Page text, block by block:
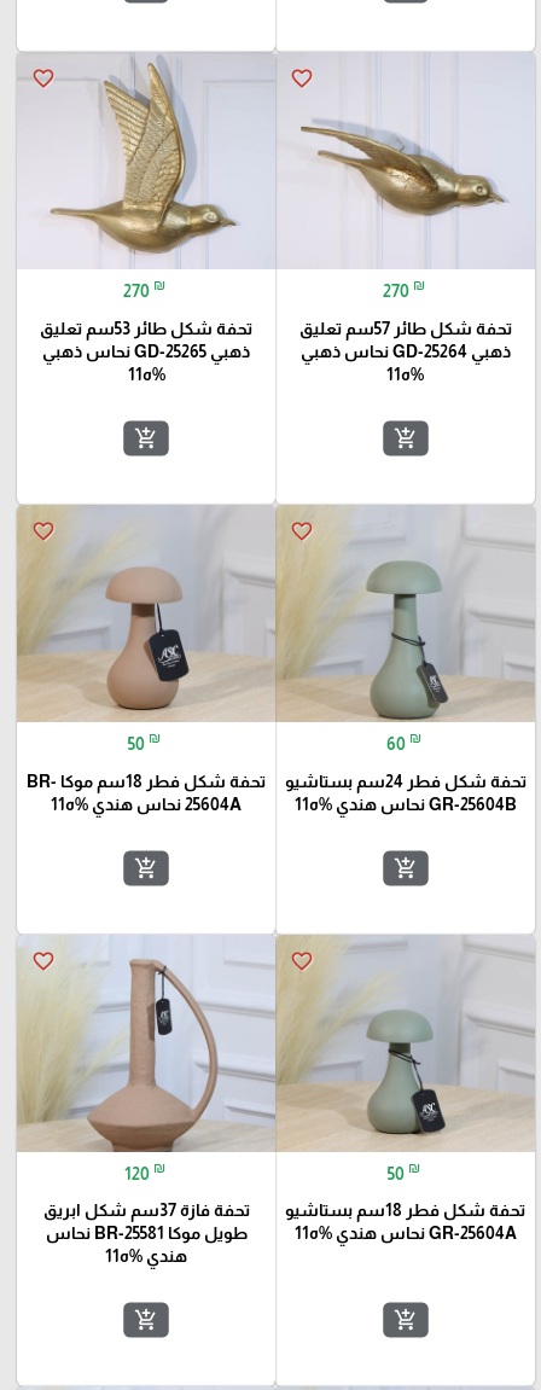
favorite_border
270 ₪
تحفة شكل طائر 57سم تعليق
ذهبي GD-25264 نحاس ذهبي
%ه11
add_shopping_cart
favorite_border
270 ₪
تحفة شكل طائر 53سم تعليق
ذهبي GD-25265 نحاس ذهبي
%ه11
add_shopping_cart
favorite_border
60 ₪
تحفة شكل فطر 24سم بستاشيو
GR-25604B نحاس هندي %ه11
add_shopping_cart
favorite_border
50 ₪
تحفة شكل فطر 18سم موكا BR-
25604A نحاس هندي %ه11
add_shopping_cart
favorite_border
50 ₪
تحفة شكل فطر 18سم بستاشيو
GR-25604A نحاس هندي %ه11
add_shopping_cart
favorite_border
120 ₪
تحفة فازة 37سم شكل ابريق
طويل موكا BR-25581 نحاس
هندي %ه11
add_shopping_cart